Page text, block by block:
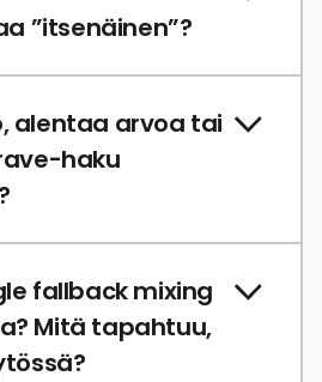
”itsenäinen”?
alentaa arvoa tai
haku
fallback mixing
Mitä tapahtuu,